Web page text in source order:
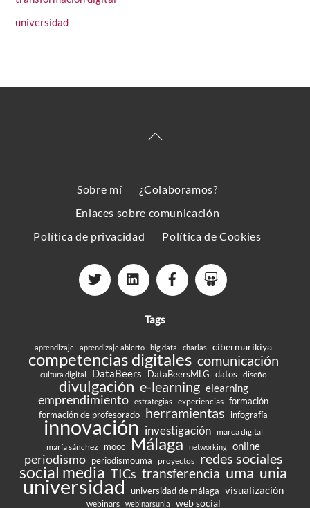
universidad
Back
Sobre mí
¿Colaboramos?
Enlaces sobre comunicación
Política de privacidad
Política de Cookies
Tags
aprendizaje aprendizaje abierto big data charlas cibermarikiya
competencias digitales comunicación
cultura digital DataBeers DataBeersMLG datos diseño
divulgación e-learning elearning
emprendimiento estrategias experiencias formación
formación de profesorado herramientas infografía
innovación investigación marca digital
maría sánchez
mooc Málaga networking online
periodismo periodismouma proyectos redes sociales
social media TICs transferencia uma unia
universidad universidad de málaga visualización
webinars webinarsunia web social